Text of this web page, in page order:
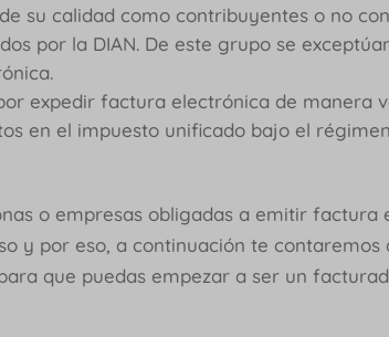
su calidad como contribuyentes o no
por la DIAN. De este grupo se
expedir factura electrónica de manera
en el impuesto unificado bajo el
o empresas obligadas a emitir factura
y por eso, a continuación te contaremos
que puedas empezar a ser un